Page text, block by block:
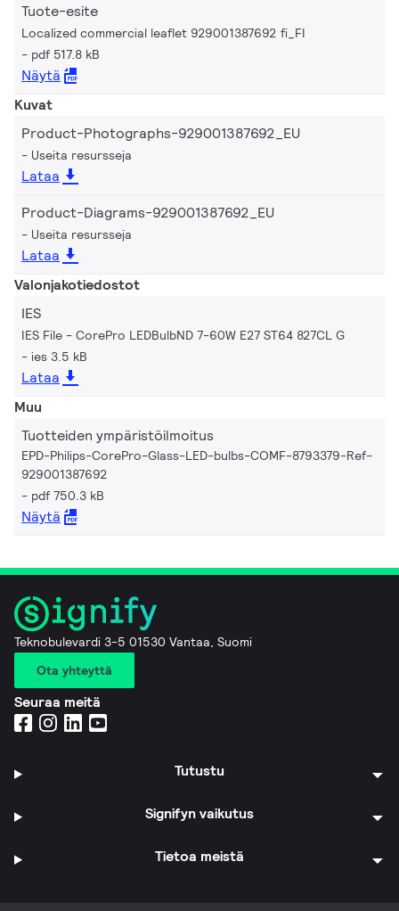
Tuote-esite
Localized commercial leaflet 929001387692 fi_FI
pdf 517.8 kB
Näytä
Kuvat
Product-Photographs-929001387692_EU
Useita resursseja
Lataa
Product-Diagrams-929001387692_EU
Useita resursseja
Lataa
Valonjakotiedostot
IES
IES File - CorePro LEDBulbND 7-60W E27 ST64 827CL G
ies 3.5 kB
Lataa
Muu
Tuotteiden ympäristöilmoitus
EPD-Philips-CorePro-Glass-LED-bulbs-COMF-8793379-Ref-
929001387692
pdf 750.3 kB
Näytä
Teknobulevardi 3-5 01530 Vantaa, Suomi
Ota yhteyttä
Seuraa meitä
Tutustu
Signifyn vaikutus
Tietoa meistä